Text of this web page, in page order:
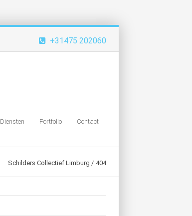
+31475 202060
Diensten Portfolio Contact
Schilders Collectief Limburg 404